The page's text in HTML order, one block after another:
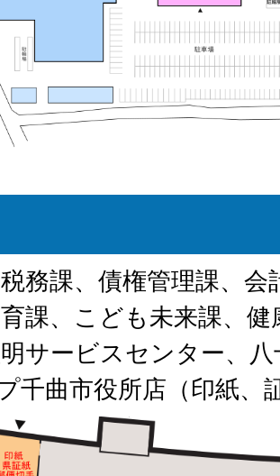
務課、債権管理課、会
課、こども未来課、
サービスセンター、
千曲市役所店（印紙、